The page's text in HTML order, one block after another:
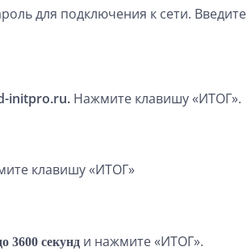
для подключения к сети. Введите
initpro.ru. Нажмите клавишу «ИТОГ».
клавишу «ИТОГ»
3600 секунд и нажмите «ИТОГ».